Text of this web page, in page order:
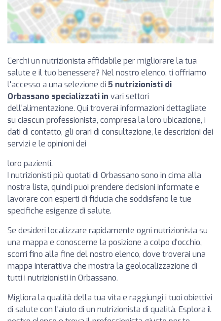
Cerchi un nutrizionista affidabile per migliorare la tua
salute e il tuo benessere? Nel nostro elenco, ti offriamo
l'accesso a una selezione di 5 nutrizionisti di
Orbassano specializzati in vari settori
dell'alimentazione. Qui troverai informazioni dettagliate
su ciascun professionista, compresa la loro ubicazione, i
dati di contatto, gli orari di consultazione, le descrizioni dei
servizi e le opinioni dei
loro pazienti.
I nutrizionisti più quotati di Orbassano sono in cima alla
nostra lista, quindi puoi prendere decisioni informate e
lavorare con esperti di fiducia che soddisfano le tue
specifiche esigenze di salute.
Se desideri localizzare rapidamente ogni nutrizionista su
una mappa e conoscerne la posizione a colpo d'occhio,
scorri fino alla fine del nostro elenco, dove troverai una
mappa interattiva che mostra la geolocalizzazione di
tutti i nutrizionisti in Orbassano.
Migliora la qualità della tua vita e raggiungi i tuoi obiettivi
di salute con l'aiuto di un nutrizionista di qualità. Esplora il